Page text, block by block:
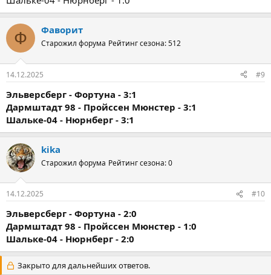
Ф Фаворит
Старожил форума Рейтинг сезона: 512
14.12.2025 #9
Эльверсберг - Фортуна - 3:1
Дармштадт 98 - Пройссен Мюнстер - 3:1
Шальке-04 - Нюрнберг - 3:1
kika
Старожил форума Рейтинг сезона: 0
14.12.2025 #10
Эльверсберг - Фортуна - 2:0
Дармштадт 98 - Пройссен Мюнстер - 1:0
Шальке-04 - Нюрнберг - 2:0
Закрыто для дальнейших ответов.